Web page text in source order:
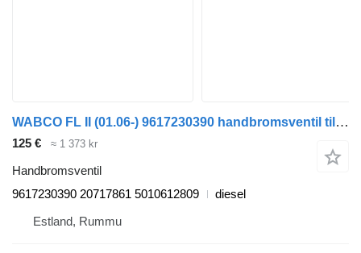
WABCO FL II (01.06-) 9617230390 handbromsventil till Volvo FL, FE (2005-2014) lastbil
125 € ≈ 1 373 kr
Handbromsventil
9617230390 20717861 5010612809
diesel
Estland, Rummu